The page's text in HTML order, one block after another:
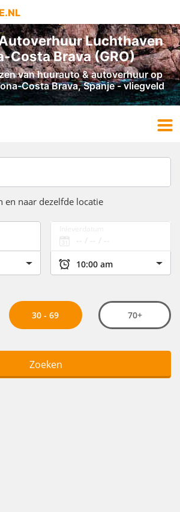
Luchthaven
Costa Brava (GRO)
van huurauto & autoverhuur op
Costa Brava, Spanje - vliegveld